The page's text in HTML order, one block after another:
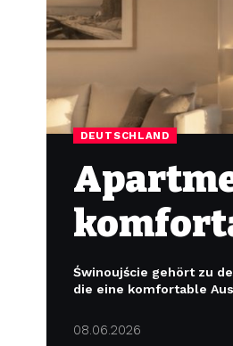
DEUTSCHLAND
Świnoujście gehört zu
die eine komfortable
08.06.2026